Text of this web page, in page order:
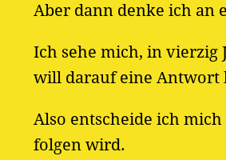
Aber dann denke ich an
Ich sehe mich, in vierzig
will darauf eine Antwort
Also entscheide ich
folgen wird.